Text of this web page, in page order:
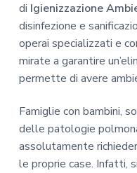
di Igienizzazione
disinfezione e
operai specializzati e
mirate a garantire
permette di avere
Famiglie con bambini,
delle patologie
assolutamente
le proprie case. Infatti,